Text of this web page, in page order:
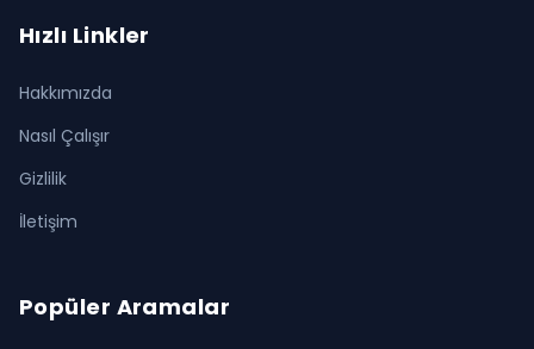
Hızlı Linkler
Hakkımızda
Nasıl Çalışır
Gizlilik
İletişim
Popüler Aramalar